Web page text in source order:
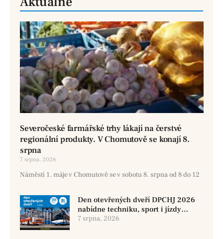
Severočeské farmářské trhy lákají na čerstvé
regionální produkty. V Chomutově se konají 8.
srpna
7 srpna, 2026
Náměstí 1. máje v Chomutově se v sobotu 8. srpna od 8 do 12
Den otevřených dveří DPCHJ 2026
nabídne techniku, sport i jízdy
historickými vozy
7 srpna, 2026